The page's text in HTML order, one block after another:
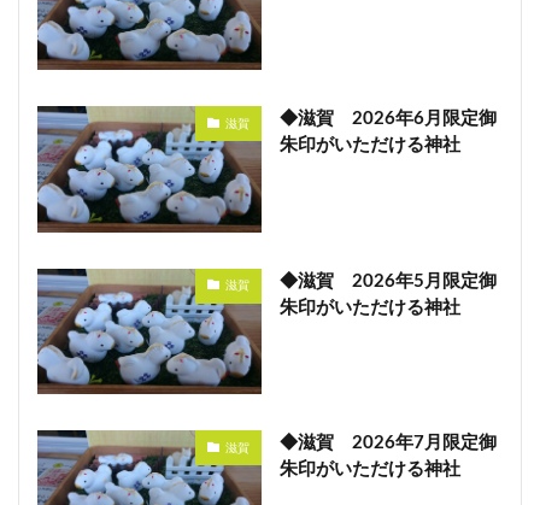
滋賀
◆滋賀 2026年6月限定御
朱印がいただける神社
滋賀
◆滋賀 2026年5月限定御
朱印がいただける神社
滋賀
◆滋賀 2026年7月限定御
朱印がいただける神社